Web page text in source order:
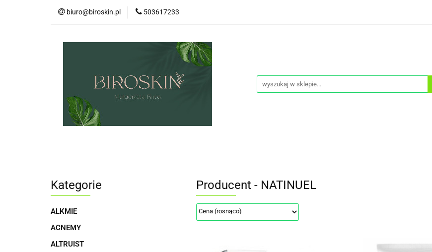
biuro@biroskin.pl 503617233
MARKI
KREMY POD OCZY
USTA OCHRONA PRZECIWSŁONECZNA
Kategorie
ALKMIE
ACNEMY
ALTRUIST
Producent - NATINUEL